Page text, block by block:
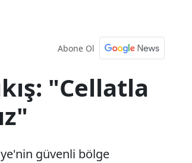
Abone Ol
"Cellatla
güvenli bölge